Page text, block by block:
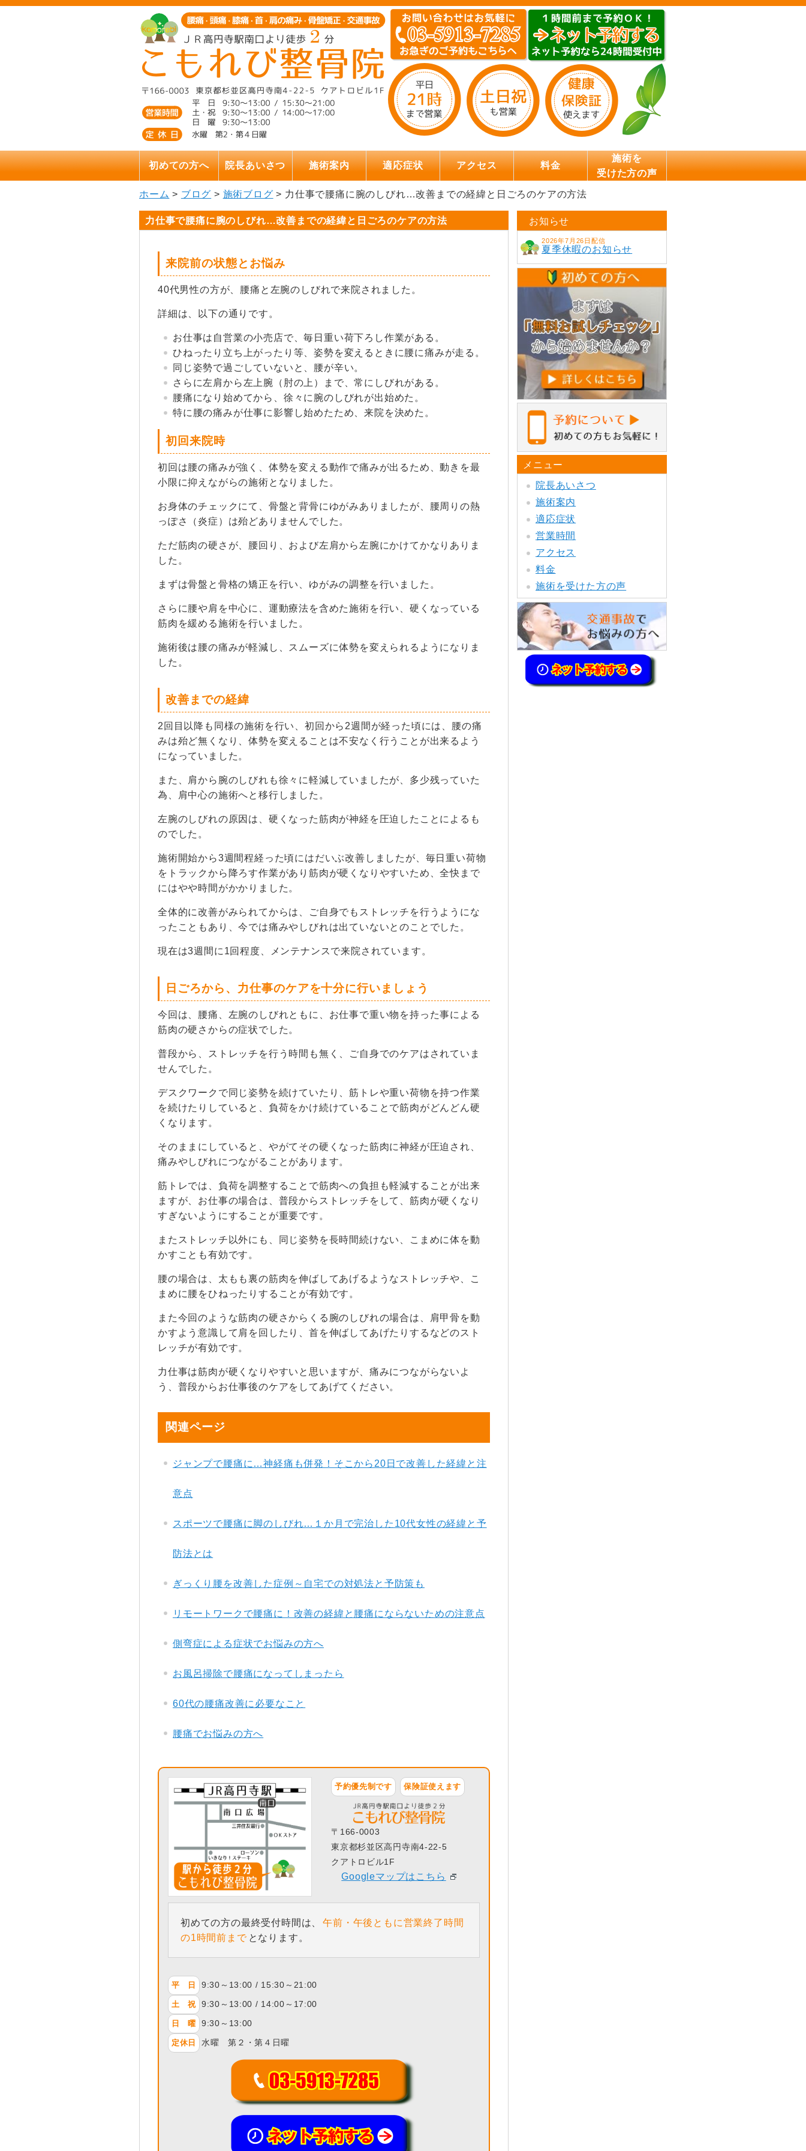
初めての方へ 院長あいさつ 施術案内 適応症状 アクセス 料金
施術を
受けた方の声
ホーム > ブログ > 施術ブログ > 力仕事で腰痛に腕のしびれ…改善までの経緯と日ごろのケアの方法
力仕事で腰痛に腕のしびれ…改善までの経緯と日ごろのケアの方法
来院前の状態とお悩み
40代男性の方が、腰痛と左腕のしびれで来院されました。
詳細は、以下の通りです。
お仕事は自営業の小売店で、毎日重い荷下ろし作業がある。
ひねったり立ち上がったり等、姿勢を変えるときに腰に痛みが走る。
同じ姿勢で過ごしていないと、腰が辛い。
さらに左肩から左上腕（肘の上）まで、常にしびれがある。
腰痛になり始めてから、徐々に腕のしびれが出始めた。
特に腰の痛みが仕事に影響し始めたため、来院を決めた。
初回来院時
初回は腰の痛みが強く、体勢を変える動作で痛みが出るため、動きを最
小限に抑えながらの施術となりました。
お身体のチェックにて、骨盤と背骨にゆがみありましたが、腰周りの熱
っぽさ（炎症）は殆どありませんでした。
ただ筋肉の硬さが、腰回り、および左肩から左腕にかけてかなりありま
した。
まずは骨盤と骨格の矯正を行い、ゆがみの調整を行いました。
さらに腰や肩を中心に、運動療法を含めた施術を行い、硬くなっている
筋肉を緩める施術を行いました。
施術後は腰の痛みが軽減し、スムーズに体勢を変えられるようになりま
した。
改善までの経緯
2回目以降も同様の施術を行い、初回から2週間が経った頃には、腰の痛
みは殆ど無くなり、体勢を変えることは不安なく行うことが出来るよう
になっていました。
また、肩から腕のしびれも徐々に軽減していましたが、多少残っていた
為、肩中心の施術へと移行しました。
左腕のしびれの原因は、硬くなった筋肉が神経を圧迫したことによるも
のでした。
施術開始から3週間程経った頃にはだいぶ改善しましたが、毎日重い荷物
をトラックから降ろす作業があり筋肉が硬くなりやすいため、全快まで
にはやや時間がかかりました。
全体的に改善がみられてからは、ご自身でもストレッチを行うようにな
ったこともあり、今では痛みやしびれは出ていないとのことでした。
現在は3週間に1回程度、メンテナンスで来院されています。
日ごろから、力仕事のケアを十分に行いましょう
今回は、腰痛、左腕のしびれともに、お仕事で重い物を持った事による
筋肉の硬さからの症状でした。
普段から、ストレッチを行う時間も無く、ご自身でのケアはされていま
せんでした。
デスクワークで同じ姿勢を続けていたり、筋トレや重い荷物を持つ作業
を続けたりしていると、負荷をかけ続けていることで筋肉がどんどん硬
くなります。
そのままにしていると、やがてその硬くなった筋肉に神経が圧迫され、
痛みやしびれにつながることがあります。
筋トレでは、負荷を調整することで筋肉への負担も軽減することが出来
ますが、お仕事の場合は、普段からストレッチをして、筋肉が硬くなり
すぎないようにすることが重要です。
またストレッチ以外にも、同じ姿勢を長時間続けない、こまめに体を動
かすことも有効です。
腰の場合は、太もも裏の筋肉を伸ばしてあげるようなストレッチや、こ
まめに腰をひねったりすることが有効です。
また今回のような筋肉の硬さからくる腕のしびれの場合は、肩甲骨を動
かすよう意識して肩を回したり、首を伸ばしてあげたりするなどのスト
レッチが有効です。
力仕事は筋肉が硬くなりやすいと思いますが、痛みにつながらないよ
う、普段からお仕事後のケアをしてあげてください。
関連ページ
ジャンプで腰痛に…神経痛も併発！そこから20日で改善した経緯と注
意点
スポーツで腰痛に脚のしびれ…１か月で完治した10代女性の経緯と予
防法とは
ぎっくり腰を改善した症例～自宅での対処法と予防策も
リモートワークで腰痛に！改善の経緯と腰痛にならないための注意点
側弯症による症状でお悩みの方へ
お風呂掃除で腰痛になってしまったら
60代の腰痛改善に必要なこと
腰痛でお悩みの方へ
予約優先制です 保険証使えます
〒166-0003
東京都杉並区高円寺南4-22-5
クアトロビル1F
Googleマップはこちら
初めての方の最終受付時間は、
午前・午後ともに営業終了時間
の1時間前まで となります。
平 日 9:30～13:00 / 15:30～21:00
土 祝 9:30～13:00 / 14:00～17:00
日 曜 9:30～13:00
定休日 水曜 第２・第４日曜
お知らせ
2026年7月26日配信
夏季休暇のお知らせ
メニュー
院長あいさつ
施術案内
適応症状
営業時間
アクセス
料金
施術を受けた方の声